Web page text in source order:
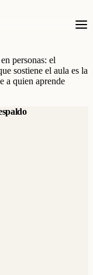
personas: el
sostiene el aula es la
a quien aprende